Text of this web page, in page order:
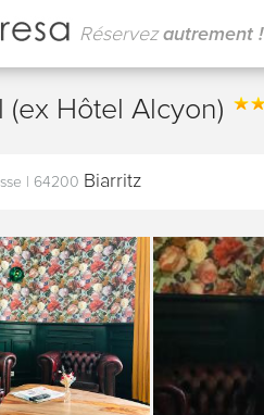
Réservezautrement !
(ex Hôtel Alcyon)
64200 Biarritz